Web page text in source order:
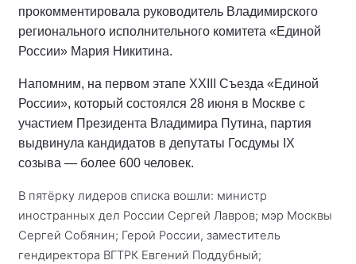
прокомментировала руководитель Владимирского
регионального исполнительного комитета «Единой
России» Мария Никитина.
Напомним, на первом этапе XXIII Съезда «Единой
России», который состоялся 28 июня в Москве с
участием Президента Владимира Путина, партия
выдвинула кандидатов в депутаты Госдумы IX
созыва — более 600 человек.
В пятёрку лидеров списка вошли: министр
иностранных дел России Сергей Лавров; мэр Москвы
Сергей Собянин; Герой России, заместитель
гендиректора ВГТРК Евгений Поддубный;